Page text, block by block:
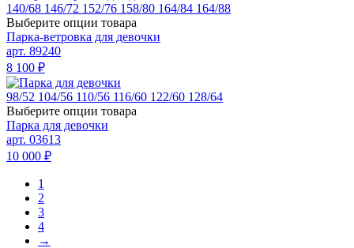
140/68 146/72 152/76 158/80 164/84 164/88
Выберите опции товара
Парка-ветровка для девочки
арт. 89240
8 100 ₽
98/52 104/56 110/56 116/60 122/60 128/64
Выберите опции товара
Парка для девочки
арт. 03613
10 000 ₽
1
2
3
4
→